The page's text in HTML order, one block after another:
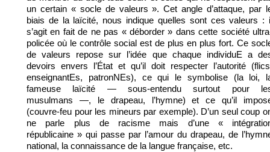
un certain « socle de valeurs ». Cet angle d’attaque, par
biais de la laïcité, nous indique quelles sont ces valeurs :
s’agit en fait de ne pas « déborder » dans cette société
policée où le contrôle social est de plus en plus fort. Ce
de valeurs repose sur l’idée que chaque individuE a
devoirs envers l’État et qu’il doit respecter l’autorité
enseignantEs, patronNEs), ce qui le symbolise (la loi,
fameuse laïcité — sous-entendu surtout pour
musulmans —, le drapeau, l’hymne) et ce qu’il
(couvre-feu pour les mineurs par exemple). D’un seul coup
ne parle plus de racisme mais d’une «
républicaine » qui passe par l’amour du drapeau, de
national, la connaissance de la langue française, etc.